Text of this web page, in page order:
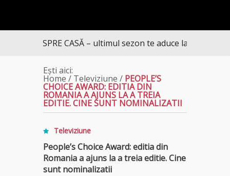
SPRE CASĂ – ultimul sezon te aduce la DIVA
Ești aici:
Home / Televiziune / PEOPLE’S
CHOICE AWARD: EDITIA DIN
ROMANIA A AJUNS LA A TREIA
EDITIE. CINE SUNT NOMINALIZATII
Televiziune
People’s Choice Award: editia din
Romania a ajuns la a treia editie. Cine
sunt nominalizatii